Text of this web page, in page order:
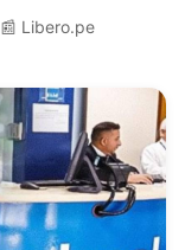
📰 Libero.pe